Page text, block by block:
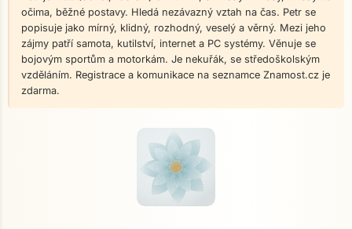
očima, běžné postavy. Hledá nezávazný vztah na čas. Petr se
popisuje jako mírný, klidný, rozhodný, veselý a věrný. Mezi jeho
zájmy patří samota, kutilství, internet a PC systémy. Věnuje se
bojovým sportům a motorkám. Je nekuřák, se středoškolským
vzděláním. Registrace a komunikace na seznamce Znamost.cz je
zdarma.